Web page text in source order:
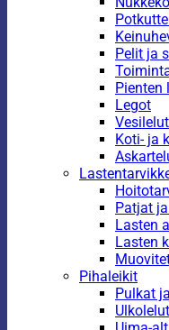
Pelit ja
Pienten
Legot
Vesilelut
Koti- ja
Patjat
Lasten
Lasten
Pihaleikit
Pulkat
Ulkolelut